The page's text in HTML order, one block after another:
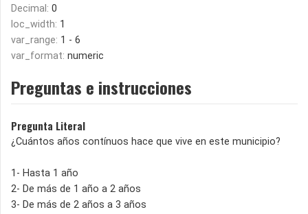
Decimal: 0
loc_width: 1
var_range: 1 - 6
var_format: numeric
Preguntas e instrucciones
Pregunta Literal
¿Cuántos años contínuos hace que vive en este municipio?
1- Hasta 1 año
2- De más de 1 año a 2 años
3- De más de 2 años a 3 años